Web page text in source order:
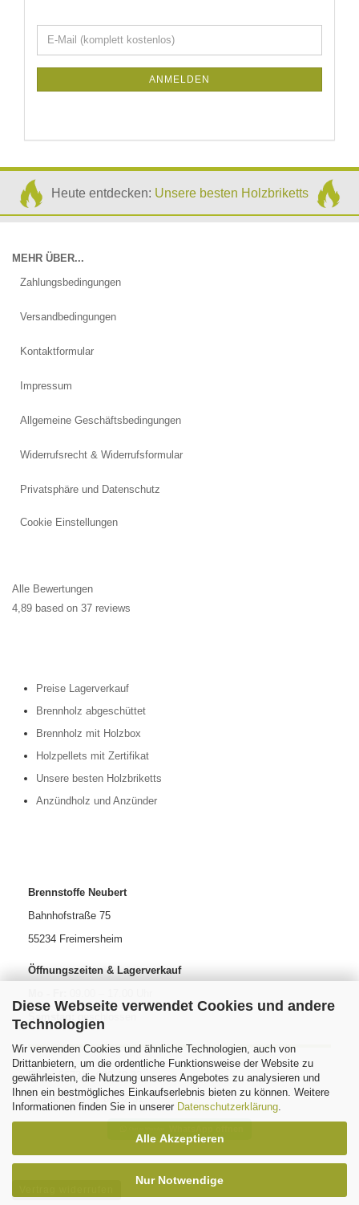
Diese Webseite verwendet Cookies und andere
Technologien
Wir verwenden Cookies und ähnliche Technologien, auch von
Drittanbietern, um die ordentliche Funktionsweise der Website zu
gewährleisten, die Nutzung unseres Angebotes zu analysieren und
Ihnen ein bestmögliches Einkaufserlebnis bieten zu können. Weitere
Informationen finden Sie in unserer Datenschutzerklärung.
Alle Akzeptieren
Nur Notwendige
ZUR
E-
Mail
(komplett
ANMELDEN
Heute entdecken: Unsere besten Holzbriketts
MEHR ÜBER...
Zahlungsbedingungen
Versandbedingungen
Kontaktformular
Impressum
Allgemeine Geschäftsbedingungen
Widerrufsrecht & Widerrufsformular
Privatsphäre und Datenschutz
Cookie Einstellungen
Alle Bewertungen
4,89 based on 37 reviews
Preise Lagerverkauf
Brennholz abgeschüttet
Brennholz mit Holzbox
Holzpellets mit Zertifikat
Unsere besten Holzbriketts
Anzündholz und Anzünder
Brennstoffe Neubert
Bahnhofstraße 75
55234 Freimersheim
Öffnungszeiten & Lagerverkauf
Samstag:
geschlossen
Büro:06731 - 999 40 33
Mobil:0163 - 7 62 32 31